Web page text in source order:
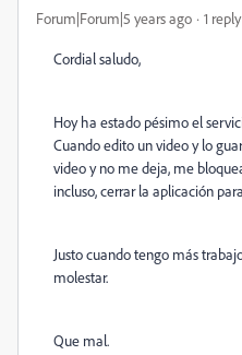
Forum|Forum|5 years ago 1 reply
Cordial saludo,
Hoy ha estado pésimo el
Cuando edito un video y lo
video y no me deja, me
incluso, cerrar la aplicación
Justo cuando tengo más
molestar.
Que mal.